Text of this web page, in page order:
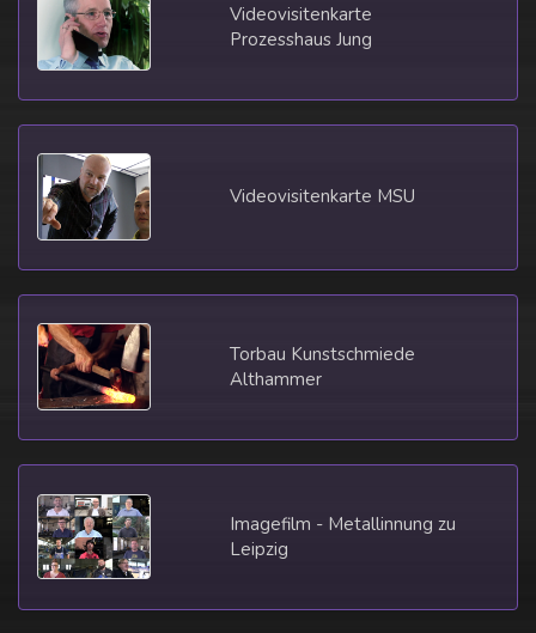
Videovisitenkarte
Prozesshaus Jung
Videovisitenkarte MSU
Torbau Kunstschmiede
Althammer
Imagefilm - Metallinnung zu
Leipzig